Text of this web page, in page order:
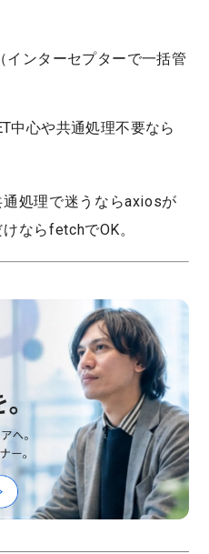
（インターセプターで一括管
中心や共通処理不要なら
処理で迷うならaxiosが
ならfetchでOK。